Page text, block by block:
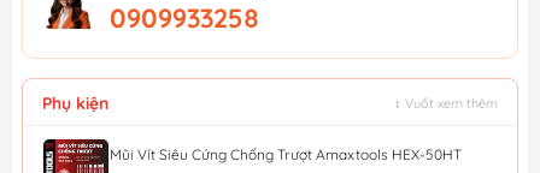
0909933258
Phụ kiện ↕ Vuốt xem thêm
Mũi Vít Siêu Cứng Chống Trượt Amaxtools HEX-50HT